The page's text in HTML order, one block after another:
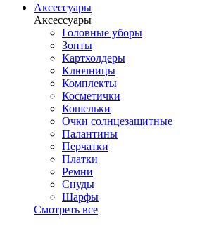
Аксессуары
Аксессуары
Головные уборы
Зонты
Картхолдеры
Ключницы
Комплекты
Косметички
Кошельки
Очки солнцезащитные
Палантины
Перчатки
Платки
Ремни
Снуды
Шарфы
Смотреть все